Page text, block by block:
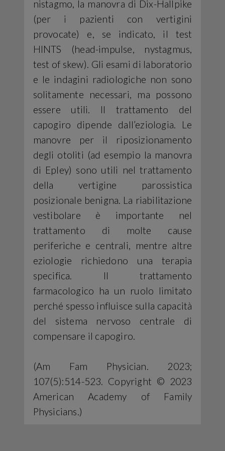
nistagmo, la manovra di Dix-Hallpike
(per i pazienti con vertigini
provocate) e, se indicato, il test
HINTS (head-impulse, nystagmus,
test of skew). Gli esami di laboratorio
e le indagini radiologiche non sono
solitamente necessari, ma possono
essere utili. Il trattamento del
capogiro dipende dall’eziologia. Le
manovre per il riposizionamento
degli otoliti (ad esempio la manovra
di Epley) sono utili nel trattamento
della vertigine parossistica
posizionale benigna. La riabilitazione
vestibolare è importante nel
trattamento di molte cause
periferiche e centrali, mentre altre
eziologie richiedono una terapia
specifica. Il trattamento
farmacologico ha un ruolo limitato
perché spesso influisce sulla capacità
del sistema nervoso centrale di
compensare il capogiro.
(Am Fam Physician. 2023;
107(5):514-523. Copyright © 2023
American Academy of Family
Physicians.)